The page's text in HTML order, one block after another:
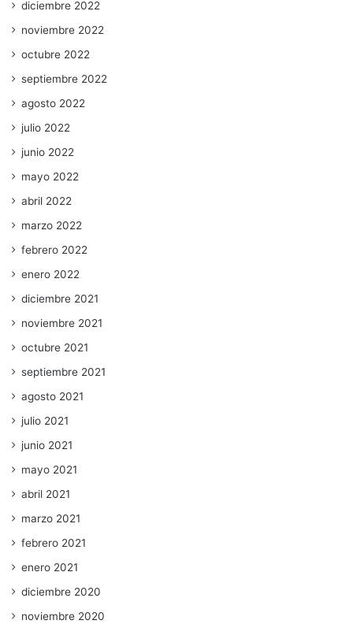
diciembre 2022
noviembre 2022
octubre 2022
septiembre 2022
agosto 2022
julio 2022
junio 2022
mayo 2022
abril 2022
marzo 2022
febrero 2022
enero 2022
diciembre 2021
noviembre 2021
octubre 2021
septiembre 2021
agosto 2021
julio 2021
junio 2021
mayo 2021
abril 2021
marzo 2021
febrero 2021
enero 2021
diciembre 2020
noviembre 2020